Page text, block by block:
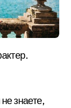
знаете,